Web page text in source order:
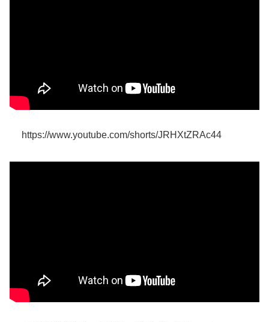
https://www.youtube.com/shorts/JRHXtZRAc44